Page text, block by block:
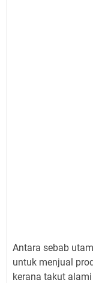
Antara sebab
untuk menjual
kerana takut